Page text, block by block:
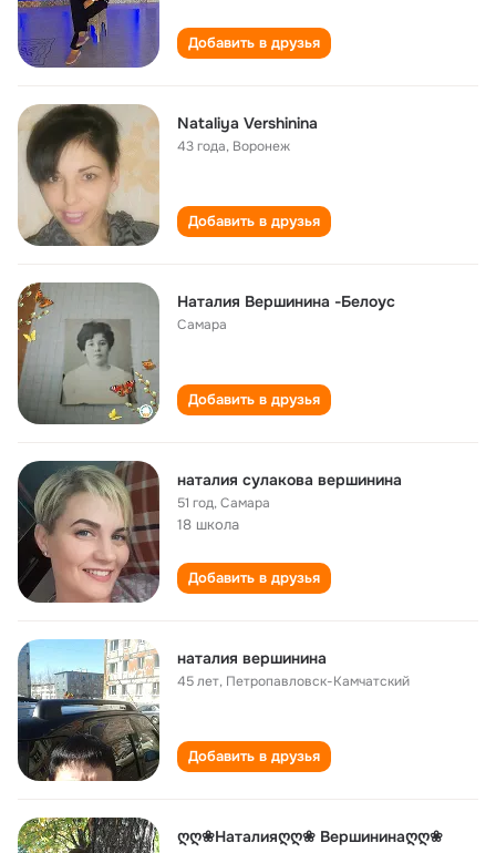
Добавить в друзья
Nataliya Vershinina
43 года, Воронеж
Добавить в друзья
Наталия Вершинина -Белоус
Самара
Добавить в друзья
наталия сулакова вершинина
51 год,Самара
18 школа
Добавить в друзья
наталия вершинина
45 лет, Петропавловск-Камчатский
Добавить в друзья
ღღ❀Наталияღღ❀ Вершининаღღ❀